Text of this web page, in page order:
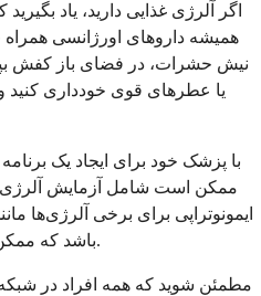
اگر آلرژی غذایی دارید، یاد
همیشه داروهای اورژانسی همراه
نیش حشرات، در فضای باز کفش
یا عطرهای قوی خودداری
با پزشک خود برای ایجاد یک
ممکن است شامل آزمایش
ایمونوتراپی برای برخی آلرژی‌ها
باشد که ممکن است خطر شما را افزایش دهند.
مطمئن شوید که همه افراد در